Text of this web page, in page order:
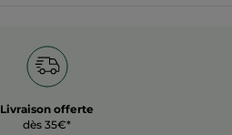
Livraison offerte
dès 35€*